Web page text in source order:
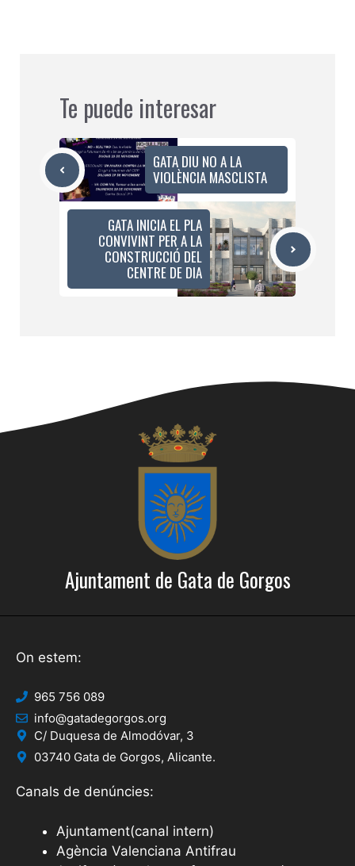
Te puede interesar
GATA DIU NO A LA
VIOLÈNCIA MASCLISTA
GATA INICIA EL PLA
CONVIVINT PER A LA
CONSTRUCCIÓ DEL
CENTRE DE DIA
Ajuntament de Gata de Gorgos
On estem:
965 756 089
info@gatadegorgos.org
C/ Duquesa de Almodóvar, 3
03740 Gata de Gorgos, Alicante.
Canals de denúncies:
Ajuntament(canal intern)
Agència Valenciana Antifrau